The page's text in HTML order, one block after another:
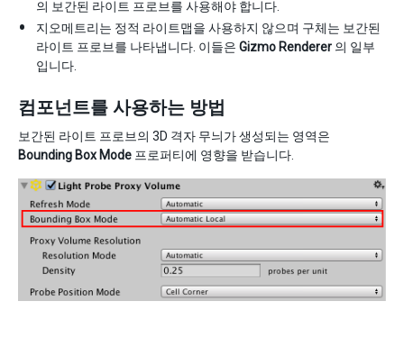
의 보간된 라이트 프로브를 사용해야 합니다.
지오메트리는 정적 라이트맵을 사용하지 않으며 구체는 보간된
라이트 프로브를 나타냅니다. 이들은 Gizmo Renderer 의 일부
입니다.
컴포넌트를 사용하는 방법
보간된 라이트 프로브의 3D 격자 무늬가 생성되는 영역은
Bounding Box Mode 프로퍼티에 영향을 받습니다.